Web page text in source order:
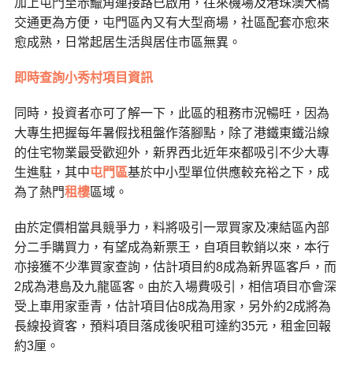
交通更為方便，屯門區內又有大型商場，社區配套亦愈來
愈成熟，日常起居生活與居住市區無異。
即時查詢小秀村項目資訊
同時， 投資者亦可了解一下，此區的租務市況暢旺，因為
大專生把握每年暑假找租盤作落腳點，除了港鐵東鐵沿線
的住宅物業最受歡迎外，新界西北近年來都吸引不少大專
生進駐，其中屯門區基於中小型單位供應較充裕之下，成
為了熱門租樓區域。
由於定價相當具競爭力，料將吸引一眾買家及凍結區內部
分二手購買力，有望成為新票王，自項目軟銷以來，本行
亦接獲不少準買家查詢，估計項目約8成為新界區客戶，而
2成為港島及九龍區客。由於入場費吸引，相信項目亦會深
受上車用家垂青，估計項目佔8成為用家，另外約2成將為
長線投資客，預料項目落成後呎租可達約35元，租金回報
約3厘。